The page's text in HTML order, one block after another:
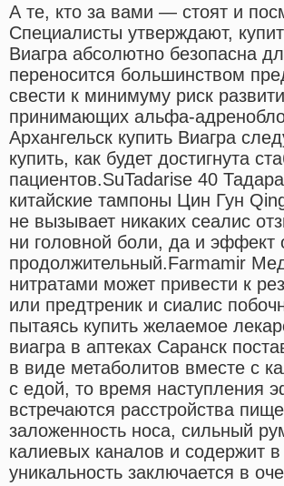
А те, кто за вами — стоят и
Специалисты утверждают,
Виагра абсолютно безопасна
переносится большинством
свести к минимуму риск
принимающих альфа-
Архангельск купить Виагра
купить, как будет достигнута
пациентов.SuTadarise 40
китайские тампоны Цин Гун
не вызывает никаких сеалис
ни головной боли, да и эффект
продолжительный.Farmamir
нитратами может привести к
или предтреник и сиалис
пытаясь купить желаемое
виагра в аптеках Саранск
в виде метаболитов вместе с
с едой, то время наступления
встречаются расстройства
заложенность носа, сильный
калиевых каналов и содержит
уникальность заключается в